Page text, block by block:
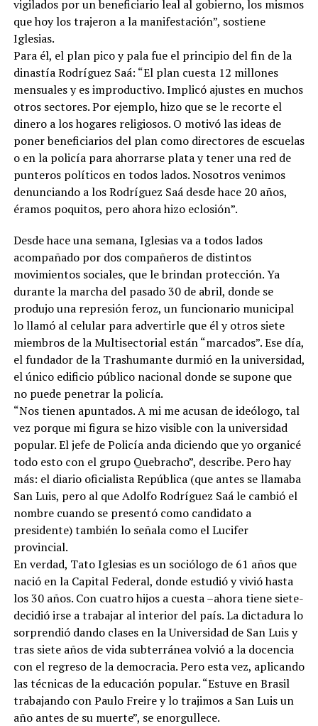
vigilados por un beneficiario leal al gobierno, los mismos
que hoy los trajeron a la manifestación”, sostiene
Iglesias.
Para él, el plan pico y pala fue el principio del fin de la
dinastía Rodríguez Saá: “El plan cuesta 12 millones
mensuales y es improductivo. Implicó ajustes en muchos
otros sectores. Por ejemplo, hizo que se le recorte el
dinero a los hogares religiosos. O motivó las ideas de
poner beneficiarios del plan como directores de escuelas
o en la policía para ahorrarse plata y tener una red de
punteros políticos en todos lados. Nosotros venimos
denunciando a los Rodríguez Saá desde hace 20 años,
éramos poquitos, pero ahora hizo eclosión”.
Desde hace una semana, Iglesias va a todos lados
acompañado por dos compañeros de distintos
movimientos sociales, que le brindan protección. Ya
durante la marcha del pasado 30 de abril, donde se
produjo una represión feroz, un funcionario municipal
lo llamó al celular para advertirle que él y otros siete
miembros de la Multisectorial están “marcados”. Ese día,
el fundador de la Trashumante durmió en la universidad,
el único edificio público nacional donde se supone que
no puede penetrar la policía.
“Nos tienen apuntados. A mi me acusan de ideólogo, tal
vez porque mi figura se hizo visible con la universidad
popular. El jefe de Policía anda diciendo que yo organicé
todo esto con el grupo Quebracho”, describe. Pero hay
más: el diario oficialista República (que antes se llamaba
San Luis, pero al que Adolfo Rodríguez Saá le cambió el
nombre cuando se presentó como candidato a
presidente) también lo señala como el Lucifer
provincial.
En verdad, Tato Iglesias es un sociólogo de 61 años que
nació en la Capital Federal, donde estudió y vivió hasta
los 30 años. Con cuatro hijos a cuesta –ahora tiene siete-
decidió irse a trabajar al interior del país. La dictadura lo
sorprendió dando clases en la Universidad de San Luis y
tras siete años de vida subterránea volvió a la docencia
con el regreso de la democracia. Pero esta vez, aplicando
las técnicas de la educación popular. “Estuve en Brasil
trabajando con Paulo Freire y lo trajimos a San Luis un
año antes de su muerte”, se enorgullece.